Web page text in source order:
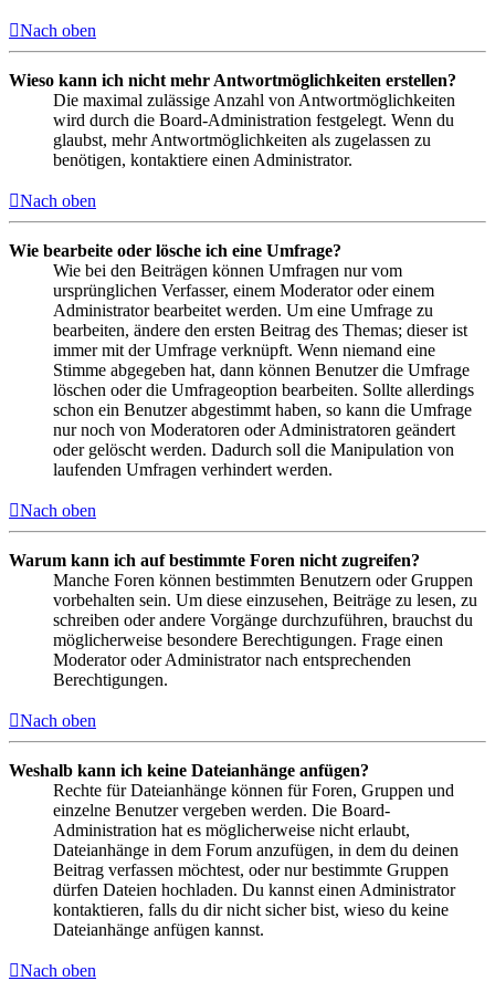
Nach oben
Wieso kann ich nicht mehr Antwortmöglichkeiten erstellen?
Die maximal zulässige Anzahl von Antwortmöglichkeiten
wird durch die Board-Administration festgelegt. Wenn du
glaubst, mehr Antwortmöglichkeiten als zugelassen zu
benötigen, kontaktiere einen Administrator.
Nach oben
Wie bearbeite oder lösche ich eine Umfrage?
Wie bei den Beiträgen können Umfragen nur vom
ursprünglichen Verfasser, einem Moderator oder einem
Administrator bearbeitet werden. Um eine Umfrage zu
bearbeiten, ändere den ersten Beitrag des Themas; dieser ist
immer mit der Umfrage verknüpft. Wenn niemand eine
Stimme abgegeben hat, dann können Benutzer die Umfrage
löschen oder die Umfrageoption bearbeiten. Sollte allerdings
schon ein Benutzer abgestimmt haben, so kann die Umfrage
nur noch von Moderatoren oder Administratoren geändert
oder gelöscht werden. Dadurch soll die Manipulation von
laufenden Umfragen verhindert werden.
Nach oben
Warum kann ich auf bestimmte Foren nicht zugreifen?
Manche Foren können bestimmten Benutzern oder Gruppen
vorbehalten sein. Um diese einzusehen, Beiträge zu lesen, zu
schreiben oder andere Vorgänge durchzuführen, brauchst du
möglicherweise besondere Berechtigungen. Frage einen
Moderator oder Administrator nach entsprechenden
Berechtigungen.
Nach oben
Weshalb kann ich keine Dateianhänge anfügen?
Rechte für Dateianhänge können für Foren, Gruppen und
einzelne Benutzer vergeben werden. Die Board-
Administration hat es möglicherweise nicht erlaubt,
Dateianhänge in dem Forum anzufügen, in dem du deinen
Beitrag verfassen möchtest, oder nur bestimmte Gruppen
dürfen Dateien hochladen. Du kannst einen Administrator
kontaktieren, falls du dir nicht sicher bist, wieso du keine
Dateianhänge anfügen kannst.
Nach oben